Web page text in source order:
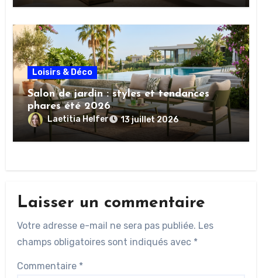
Loisirs & Déco
Salon de jardin : styles et tendances
phares été 2026
Laetitia Helfer 13 juillet 2026
Laisser un commentaire
Votre adresse e-mail ne sera pas publiée. Les
champs obligatoires sont indiqués avec *
Commentaire *